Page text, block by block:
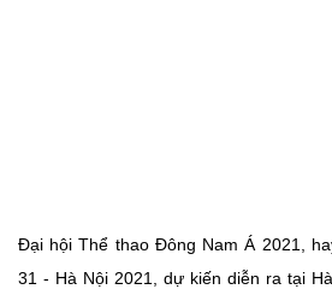
Đại hội Thể thao Đông Nam Á 2021,
31 - Hà Nội 2021, dự kiến ​​diễn ra tại